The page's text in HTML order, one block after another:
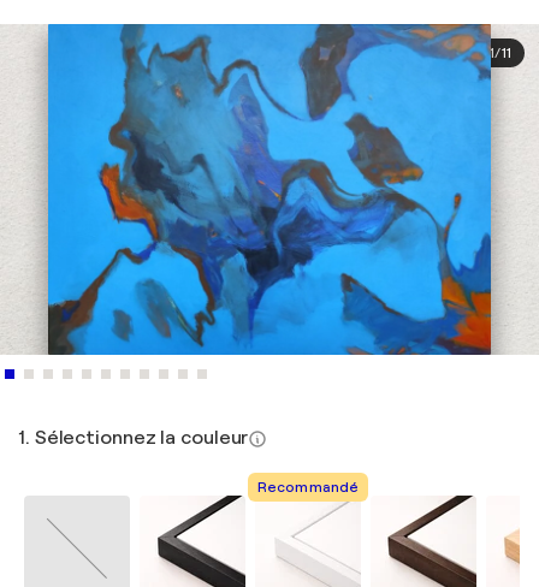
1/11
1. Sélectionnez la couleur
Recommandé